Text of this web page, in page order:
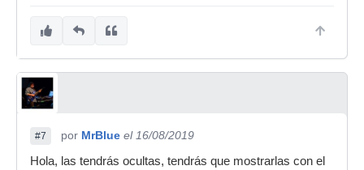
#7 por MrBlue el 16/08/2019
Hola, las tendrás ocultas, tendrás que mostrarlas con el